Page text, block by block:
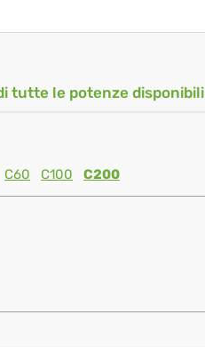
tutte le potenze disponibili
C60 C100 C200